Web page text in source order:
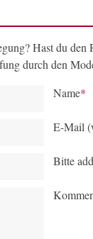
Hast du den
durch den
Name*
E-Mail
Bitte